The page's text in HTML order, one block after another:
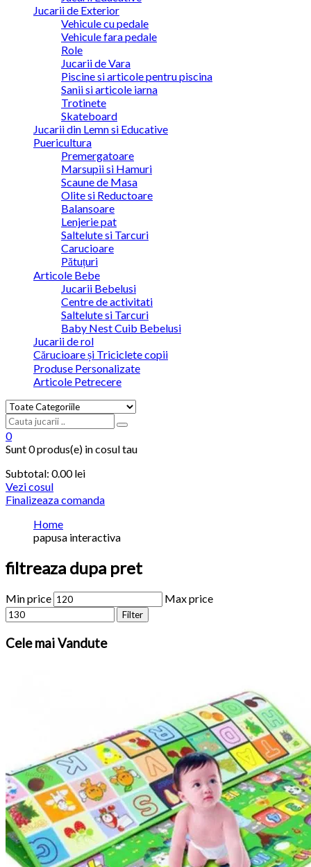
Jucarii de Exterior
Vehicule cu pedale
Vehicule fara pedale
Role
Jucarii de Vara
Piscine si articole pentru piscina
Sanii si articole iarna
Trotinete
Skateboard
Jucarii din Lemn si Educative
Puericultura
Premergatoare
Marsupii si Hamuri
Scaune de Masa
Olite si Reductoare
Balansoare
Lenjerie pat
Saltelute si Tarcuri
Carucioare
Pătuțuri
Articole Bebe
Jucarii Bebelusi
Centre de activitati
Saltelute si Tarcuri
Baby Nest Cuib Bebelusi
Jucarii de rol
Cărucioare și Triciclete copii
Produse Personalizate
Articole Petrecere
0
Sunt0 produs(e) in cosul tau
Subtotal: 0.00lei
Vezi cosul
Finalizeaza comanda
Home
papusa interactiva
filtreaza dupa pret
Min price Max price
Filter
Celemai Vandute